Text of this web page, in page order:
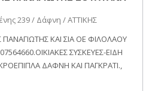
239 / Δάφνη / ΑΤΤΙΚΗΣ
ΚΑΙ ΣΙΑ ΟΕ ΦΙΛΟΛΑΟΥ
ΣΥΣΚΕΥΕΣ-ΕΙΔΗ
ΔΑΦΝΗ ΚΑΙ ΠΑΓΚΡΑΤΙ.,